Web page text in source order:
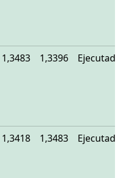
1,3483 1,3396 Ejecutado
1,3418 1,3483 Ejecutado